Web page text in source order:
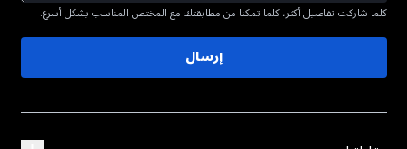
كلما شاركت تفاصيل أكثر، كلما تمكنا من مطابقتك مع المختص المناسب بشكل أسرع.
إرسال